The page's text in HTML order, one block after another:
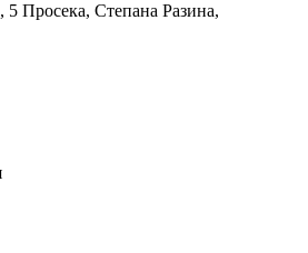
Просека, Степана Разина,